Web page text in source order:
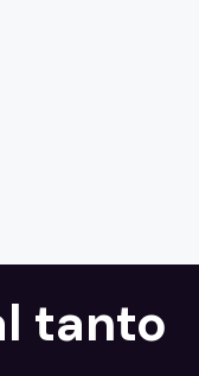
tanto